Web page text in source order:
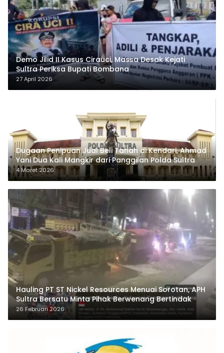
Demo Jilid II Kasus Cirauci, Massa Desak Kejati
Sultra Periksa Bupati Bombana
27 April 2026
Dugaan Penipuan Jual Beli Tanah di Kendari, Ahmad
Yani Dua Kali Mangkir dari Panggilan Polda Sultra
4 Maret 2026
Hauling PT ST Nickel Resources Menuai Sorotan, APH
Sultra Bersatu Minta Pihak Berwenang Bertindak
26 Februari 2026